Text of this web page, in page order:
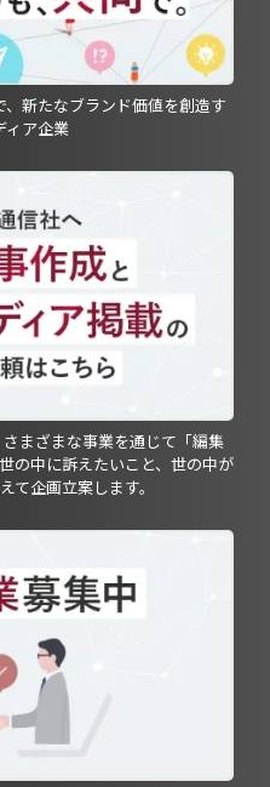
、新たなブランド価値を創造す
ィア企業
まざまな事業を通じて「編集
の中に訴えたいこと、世の中が
て企画立案します。